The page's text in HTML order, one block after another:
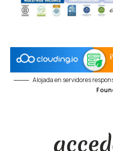
Alojada en servidores